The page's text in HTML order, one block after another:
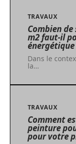
TRAVAUX
Combien
m2 faut-il
Dans le
la…
TRAVAUX
Comment
peinture
pour votre